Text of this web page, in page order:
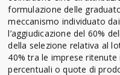
formulazione delle
meccanismo individuato
l’aggiudicazione del 60%
della selezione relativa al
40% tra le imprese
percentuali o quote di